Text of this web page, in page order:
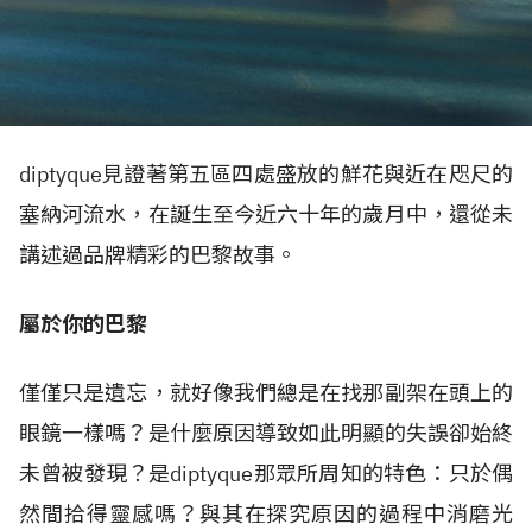
diptyque見證著第五區四處盛放的鮮花與近在咫尺的
塞納河流水，在誕生至今近六十年的歲月中，還從未
講述過品牌精彩的巴黎故事。
屬於你的巴黎
僅僅只是遺忘，就好像我們總是在找那副架在頭上的
眼鏡一樣嗎？是什麼原因導致如此明顯的失誤卻始終
未曾被發現？是diptyque那眾所周知的特色：只於偶
然間拾得靈感嗎？與其在探究原因的過程中消磨光